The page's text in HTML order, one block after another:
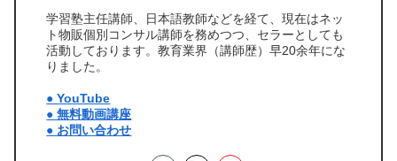
学習塾主任講師、日本語教師などを経て、現在はネッ
ト物販個別コンサル講師を務めつつ、セラーとしても
活動しております。教育業界（講師歴）早20余年にな
りました。
● YouTube
● 無料動画講座
● お問い合わせ